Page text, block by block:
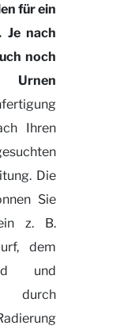
für ein
Je nach
noch
Ihren
Die
Sie
z. B.
dem
und
durch